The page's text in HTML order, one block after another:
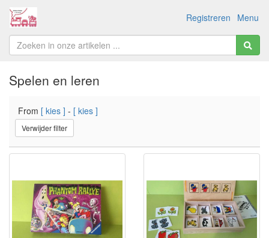
Menu
Registreren
Spelen en leren
From [ kies ] - [ kies ]
Verwijder filter